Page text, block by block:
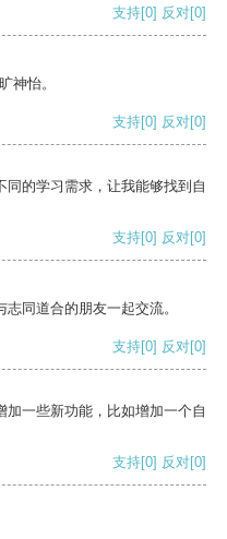
支持[0] 反对[0]
神怡。
支持[0] 反对[0]
的学习需求，让我能够找到自
支持[0] 反对[0]
同道合的朋友一起交流。
支持[0] 反对[0]
一些新功能，比如增加一个自
支持[0] 反对[0]